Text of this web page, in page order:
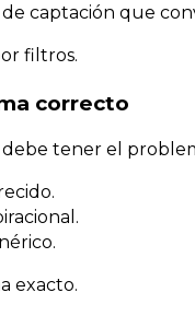
de captación que
filtros.
correcto
debe tener el
exacto.